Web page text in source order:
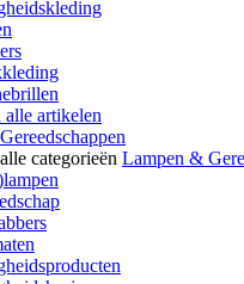
alle artikelen
categorieën Lampen &